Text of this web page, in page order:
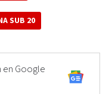
SUB 20
en Google